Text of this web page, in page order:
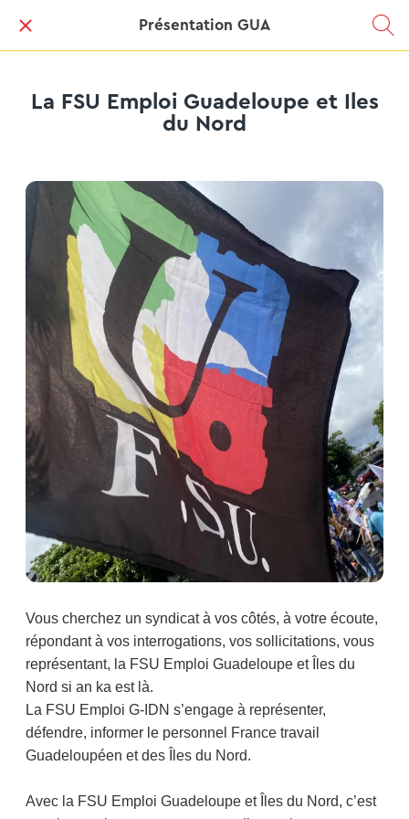
Présentation GUA
La FSU Emploi Guadeloupe et Iles
du Nord
Vous cherchez un syndicat à vos côtés, à votre écoute,
répondant à vos interrogations, vos sollicitations, vous
représentant, la FSU Emploi Guadeloupe et Îles du
Nord si an ka est là.
La FSU Emploi G-IDN s’engage à représenter,
défendre, informer le personnel France travail
Guadeloupéen et des Îles du Nord.
Avec la FSU Emploi Guadeloupe et Îles du Nord, c’est